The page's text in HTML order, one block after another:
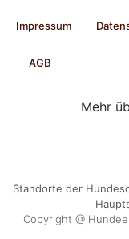
Impressum
AGB
Mehr
Standorte der
Copyright @